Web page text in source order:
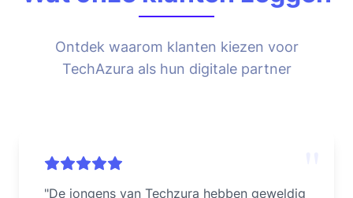
Ontdek waarom klanten kiezen voor
TechAzura als hun digitale partner
"De jongens van Techzura hebben geweldig